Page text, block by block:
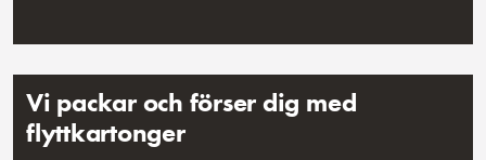
Vi packar och förser dig med
flyttkartonger